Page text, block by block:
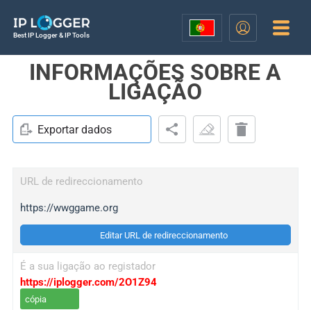
Best IP Logger & IP Tools
INFORMAÇÕES SOBRE A
LIGAÇÃO
Exportar dados
URL de redireccionamento
https://wwggame.org
Editar URL de redireccionamento
É a sua ligação ao registador
https://iplogger.com/2O1Z94
cópia